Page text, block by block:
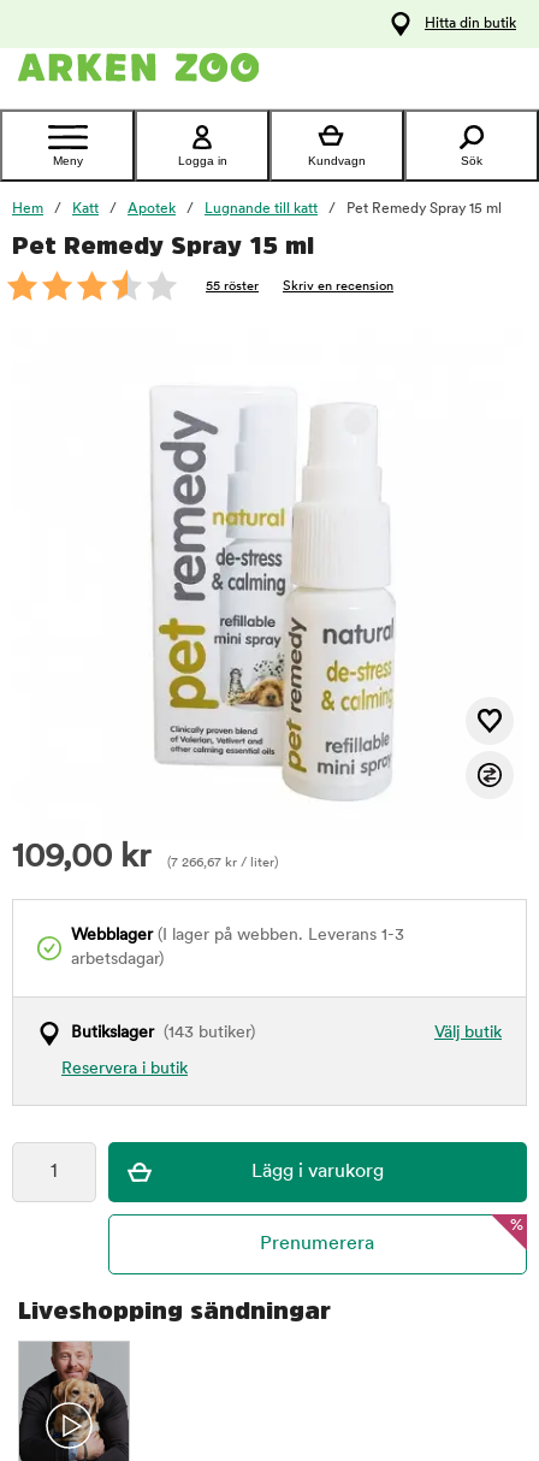
Kontakta
Hitta din butik
Meny Logga in Kundvagn Sök
Hem Katt Apotek Lugnande till katt Pet Remedy Spray 15 ml
Pet Remedy Spray 15 ml
55 röster Skriv en recension
109,00 kr (7 266,67 kr / liter)
Webblager(I lager på webben. Leverans 1-3
arbetsdagar)
Välj butik
Butikslager(143 butiker)
Reservera i butik
foo
%
Liveshopping sändningar